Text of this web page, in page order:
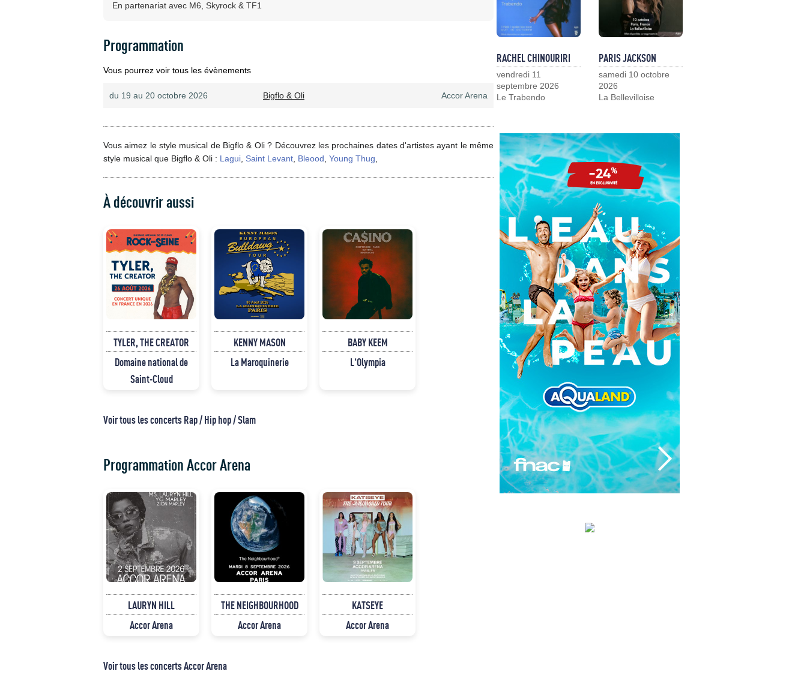
En partenariat avec M6, Skyrock & TF1
Programmation
Vous pourrez voir tous les évènements
du 19 au 20 octobre 2026 Bigflo & Oli Accor Arena
Vous aimez le style musical de Bigflo & Oli ? Découvrez les prochaines dates d'artistes ayant le même
style musical que Bigflo & Oli : Lagui Saint Levant Bleood Young Thug
À découvrir aussi
TYLER, THE CREATOR
Domaine national de
Saint-Cloud
KENNY MASON
La Maroquinerie
BABY KEEM
L'Olympia
Voir tous les concerts Rap / Hip hop / Slam
Programmation Accor Arena
LAURYN HILL
Accor Arena
THE NEIGHBOURHOOD
Accor Arena
KATSEYE
Accor Arena
Voir tous les concerts Accor Arena
RACHEL CHINOURIRI
vendredi 11
septembre 2026
Le Trabendo
PARIS JACKSON
samedi 10 octobre
2026
La Bellevilloise